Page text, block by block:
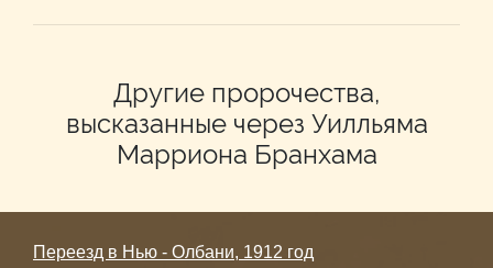
Другие пророчества,
высказанные через Уилльяма
Марриона Бранхама
Переезд в Нью - Олбани, 1912 год